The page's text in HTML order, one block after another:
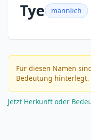
Tye männlich
Für diesen Namen
Bedeutung hinterlegt.
Jetzt Herkunft oder